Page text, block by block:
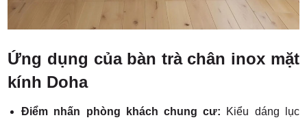
Ứng dụng của bàn trà chân inox mặt
kính Doha
Điểm nhấn phòng khách chung cư: Kiểu dáng lục